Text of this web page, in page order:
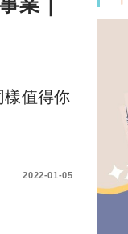
樣值得你
2022-01-05